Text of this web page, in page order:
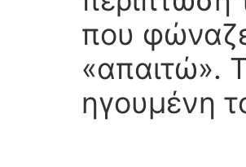
που
«απαιτώ».
ηγουμένη